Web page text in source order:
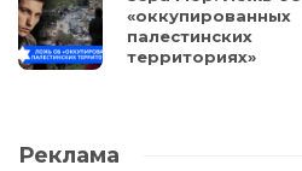
«оккупированных
палестинских
территориях»
Реклама